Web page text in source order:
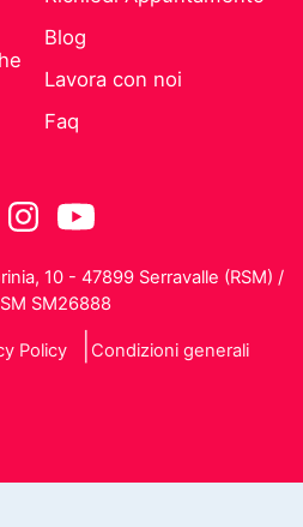
Blog
Lavora con noi
Faq
10 - 47899 Serravalle (RSM) /
SM26888
Policy Condizioni generali